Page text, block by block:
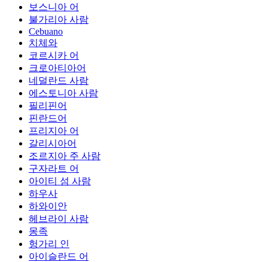
보스니아 어
불가리아 사람
Cebuano
치체와
코르시카 어
크로아티아어
네덜란드 사람
에스토니아 사람
필리핀어
핀란드어
프리지아 어
갈리시아어
조르지아 주 사람
구자라트 어
아이티 섬 사람
하우사
하와이안
헤브라이 사람
몽족
헝가리 인
아이슬란드 어